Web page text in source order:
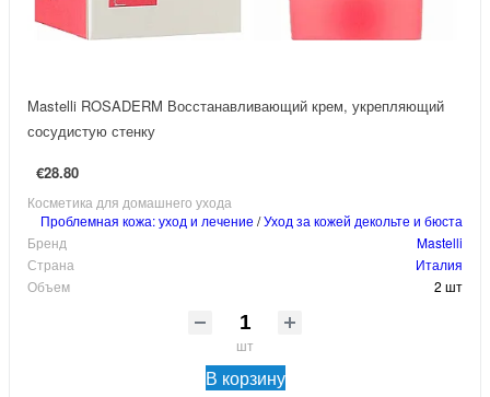
Mastelli ROSADERM Восстанавливающий крем, укрепляющий
сосудистую стенку
€28.80
Косметика для домашнего ухода
Проблемная кожа: уход и лечение /Уход за кожей декольте и бюста
Бренд
Mastelli
Страна
Италия
Объем
2 шт
шт
В корзину